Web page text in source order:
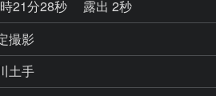
21分28秒
露出 2秒
撮影
土手